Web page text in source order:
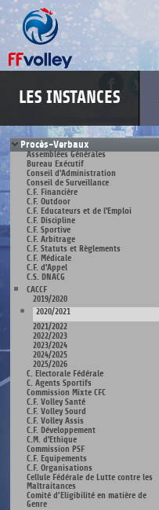
LES INSTANCES
Procès-Verbaux
Assemblées Générales
Bureau Exécutif
Conseil d'Administration
Conseil de Surveillance
C.F. Financière
C.F. Outdoor
C.F. Educateurs et de l'Emploi
C.F. Discipline
C.F. Sportive
C.F. Arbitrage
C.F. Statuts et Règlements
C.F. Médicale
C.F. d'Appel
C.S. DNACG
CACCF
2019/2020
2020/2021
2021/2022
2022/2023
2023/2024
2024/2025
2025/2026
C. Electorale Fédérale
C. Agents Sportifs
Commission Mixte CFC
C.F. Volley Santé
C.F. Volley Sourd
C.F. Volley Assis
C.F. Développement
C.M. d'Ethique
Commission PSF
C.F. Equipements
C.F. Organisations
Cellule Fédérale de Lutte contre les
Maltraitances
Comité d’Eligibilité en matière de
Genre